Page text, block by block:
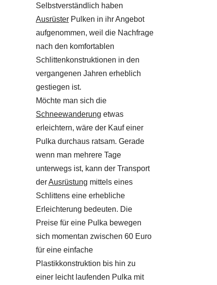
Selbstverständlich haben
Ausrüster Pulken in ihr Angebot
aufgenommen, weil die Nachfrage
nach den komfortablen
Schlittenkonstruktionen in den
vergangenen Jahren erheblich
gestiegen ist.
Möchte man sich die
Schneewanderung etwas
erleichtern, wäre der Kauf einer
Pulka durchaus ratsam. Gerade
wenn man mehrere Tage
unterwegs ist, kann der Transport
derAusrüstung mittels eines
Schlittens eine erhebliche
Erleichterung bedeuten. Die
Preise für eine Pulka bewegen
sich momentan zwischen 60 Euro
für eine einfache
Plastikkonstruktion bis hin zu
einer leicht laufenden Pulka mit